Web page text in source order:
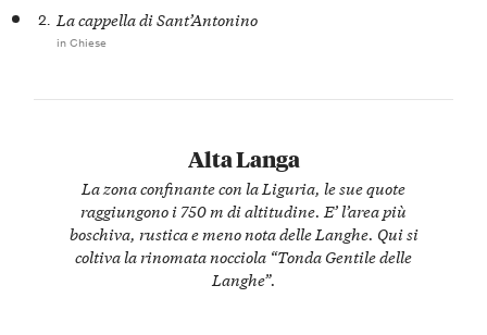
Alta Langa
La zona confinante con la Liguria, le sue quote
raggiungono i 750 m di altitudine. E’ l’area più
boschiva, rustica e meno nota delle Langhe. Qui si
coltiva la rinomata nocciola “Tonda Gentile delle
Langhe”.
2. La cappella di Sant’Antonino
in Chiese